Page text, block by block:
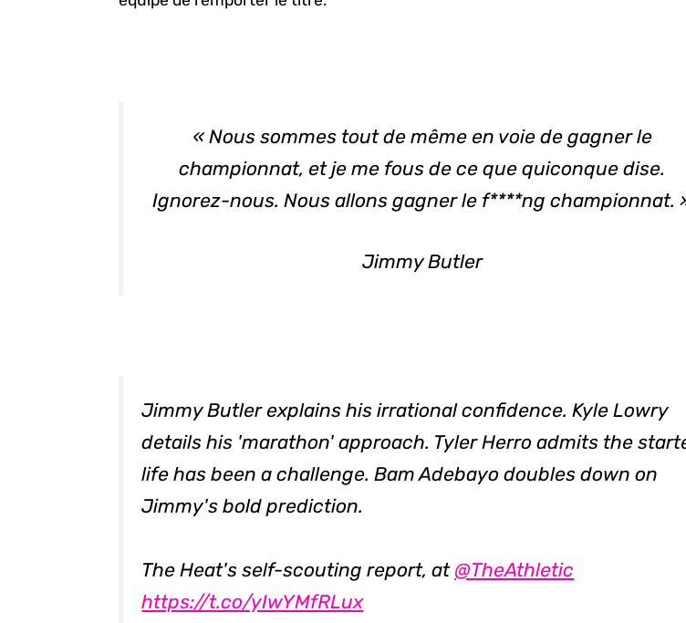
« Nous sommes tout de même en voie de gagner le
championnat, et je me fous de ce que quiconque dise.
Ignorez-nous. Nous allons gagner le f****ng championnat.
Jimmy Butler
Jimmy Butler explains his irrational confidence. Kyle Lowry
details his 'marathon' approach. Tyler Herro admits the
life has been a challenge. Bam Adebayo doubles down on
Jimmy's bold prediction.
The Heat's self-scouting report, at @TheAthletic
https://t.co/yIwYMfRLux